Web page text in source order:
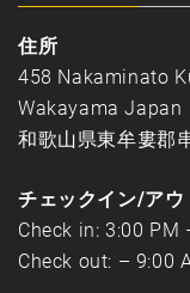
住所
458 Nakaminato
Wakayama Japan
和歌山県東牟婁郡
チェックイン/アウ
Check in: 3:00 PM
Check out: – 9:00